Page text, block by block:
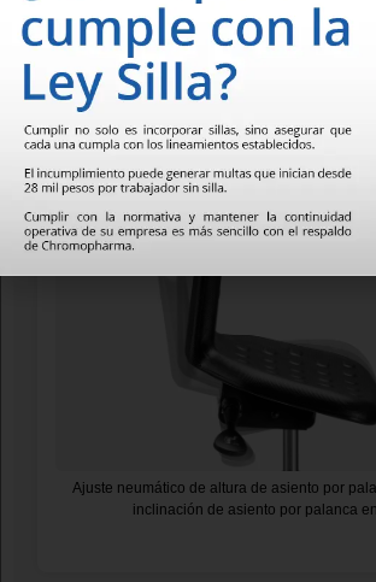
Asiento de poliuretano rígido tipo piel
Ajuste neumático de altura de asiento por
inclinación de asiento por palanca